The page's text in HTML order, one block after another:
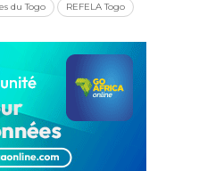
du Togo
REFELA Togo